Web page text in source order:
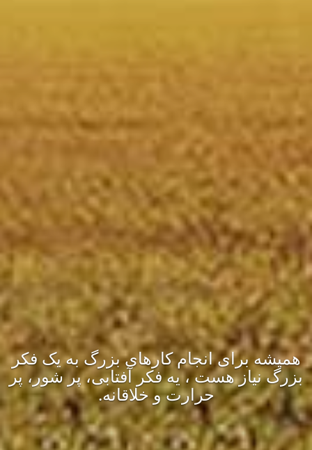
آفتاب رایانه
یک طرز فکر ، یک استراتژی ، یک دوست و همکار
صمیمیست؛ آفتاب رایانه، یک نگاه واقع بینانه به رویاها و امتداد
یک مسیر ارزشمند برای رسیدن به هدف های ارزشمند
است…